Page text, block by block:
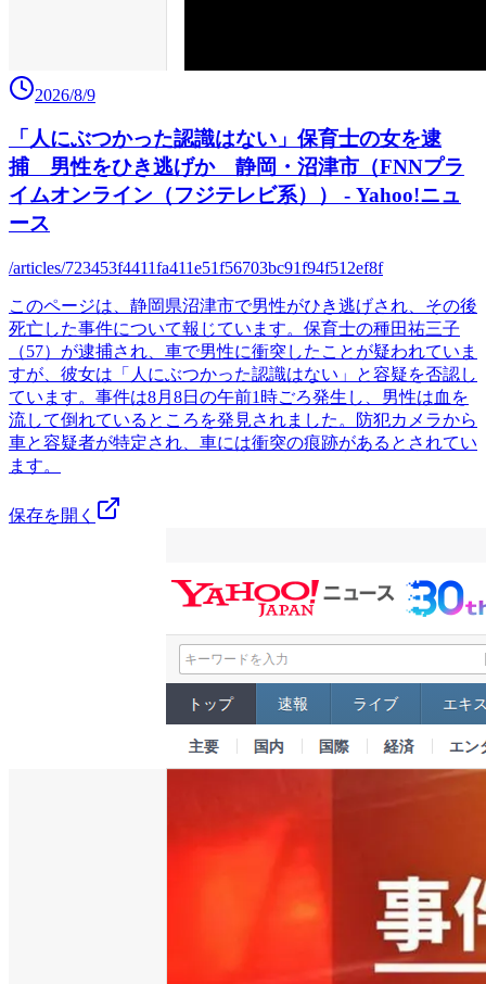
2026/8/9
「人にぶつかった認識はない」保育士の女を逮
捕 男性をひき逃げか 静岡・沼津市（FNNプラ
イムオンライン（フジテレビ系）） - Yahoo!ニュ
ース
/articles/723453f4411fa411e51f56703bc91f94f512ef8f
このページは、静岡県沼津市で男性がひき逃げされ、その後
死亡した事件について報じています。保育士の種田祐三子
（57）が逮捕され、車で男性に衝突したことが疑われていま
すが、彼女は「人にぶつかった認識はない」と容疑を否認し
ています。事件は8月8日の午前1時ごろ発生し、男性は血を
流して倒れているところを発見されました。防犯カメラから
車と容疑者が特定され、車には衝突の痕跡があるとされてい
ます。
保存を開く